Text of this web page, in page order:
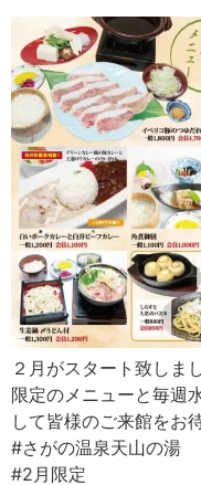
２月がスタート致しま
限定のメニューと毎週
して皆様のご来館をお
#さがの温泉天山の湯
#2月限定